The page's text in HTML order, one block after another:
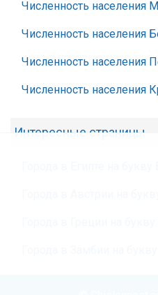
Численность населения
Численность населения
Численность населения
Численность населения
Интересные страницы